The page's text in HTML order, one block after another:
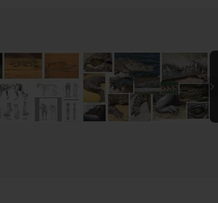
rendus, l'image du background, et quelques textures de
motivation et les moyens de créer vos propres
mise en pose. 1h49